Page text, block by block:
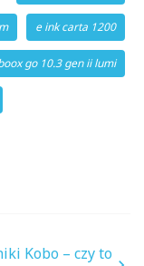
e ink carta 1200
go 10.3 gen ii lumi
Kobo – czy to